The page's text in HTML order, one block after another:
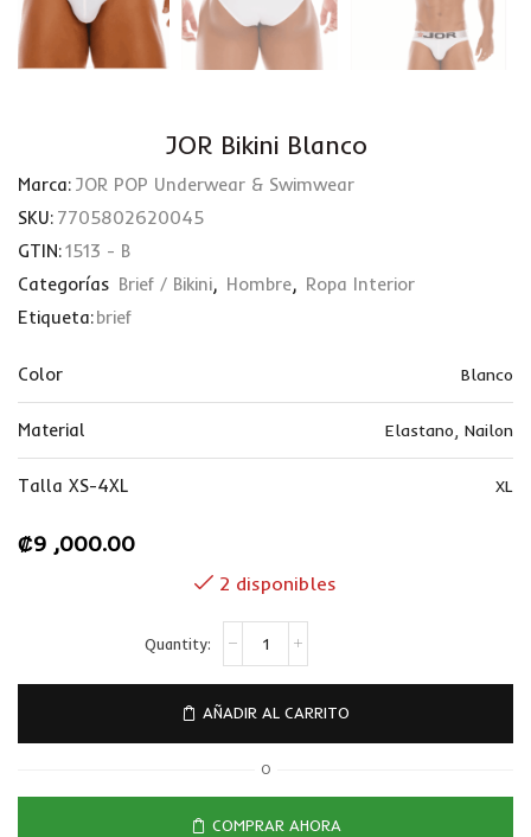
JOR Bikini Blanco
Marca: JOR POP Underwear & Swimwear
SKU: 7705802620045
GTIN:1513 - B
Categorías Brief / Bikini, Hombre, Ropa Interior
Etiqueta:brief
Color Blanco
Material Elastano, Nailon
Talla XS-4XL XL
₡9 ,000.00
2 disponibles
AÑADIR AL CARRITO
O
COMPRAR AHORA